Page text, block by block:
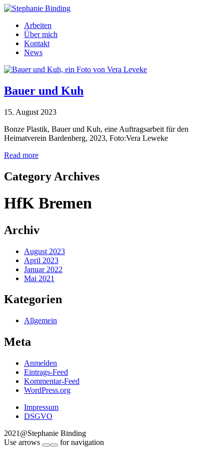
Arbeiten
Über mich
Kontakt
News
Bauer und Kuh
15. August 2023
Bonze Plastik, Bauer und Kuh, eine Auftragsarbeit für den
Heimatverein Bardenberg, 2023, Foto:Vera Leweke
Read more
Category Archives
HfK Bremen
Archiv
August 2023
April 2023
Januar 2022
Mai 2021
Kategorien
Allgemein
Meta
Anmelden
Eintrags-Feed
Kommentar-Feed
WordPress.org
Impressum
DSGVO
2021@Stephanie Binding
Use arrows
for navigation